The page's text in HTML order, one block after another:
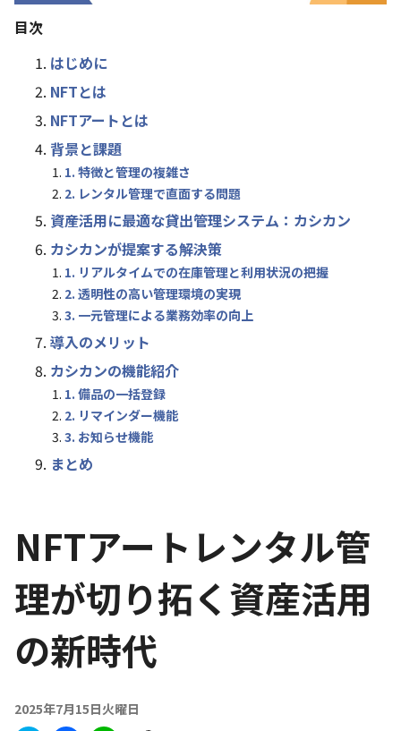
目次
はじめに
NFTとは
NFTアートとは
背景と課題
1. 特徴と管理の複雑さ
2. レンタル管理で直面する問題
資産活用に最適な貸出管理システム：カシカン
カシカンが提案する解決策
1. リアルタイムでの在庫管理と利用状況の把握
2. 透明性の高い管理環境の実現
3. 一元管理による業務効率の向上
導入のメリット
カシカンの機能紹介
1. 備品の一括登録
2. リマインダー機能
3. お知らせ機能
まとめ
NFTアートレンタル管
理が切り拓く資産活用
の新時代
2025年7月15日火曜日